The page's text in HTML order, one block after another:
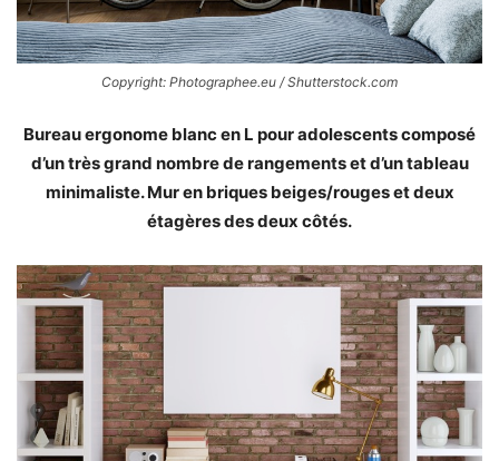
Copyright: Photographee.eu / Shutterstock.com
Bureau ergonome blanc en L pour adolescents composé
d’un très grand nombre de rangements et d’un tableau
minimaliste. Mur en briques beiges/rouges et deux
étagères des deux côtés.